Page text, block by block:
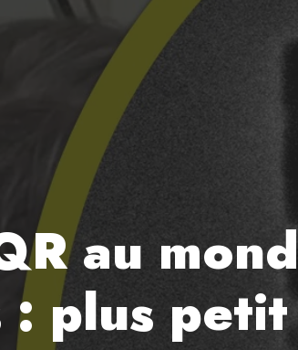
au
plus petit